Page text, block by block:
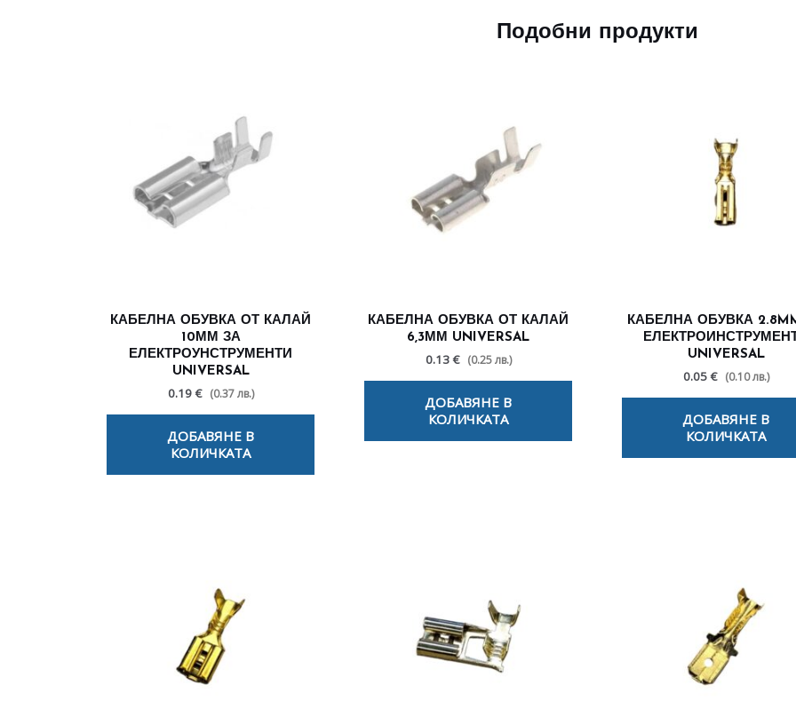
Подобни продукти
КАБЕЛНА ОБУВКА ОТ КАЛАЙ
10ММ ЗА
ЕЛЕКТРОУНСТРУМЕНТИ
UNIVERSAL
0.19 € (0.37 лв.)
ДОБАВЯНЕ В
КОЛИЧКАТА
КАБЕЛНА ОБУВКА ОТ КАЛАЙ
6,3ММ UNIVERSAL
0.13 € (0.25 лв.)
ДОБАВЯНЕ В
КОЛИЧКАТА
КАБЕЛНА ОБУВКА
UNIVERSAL
0.05 € (0.10 лв.)
ДОБАВЯНЕ В
КОЛИЧКАТА